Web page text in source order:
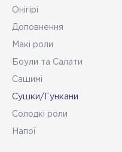
Онігірі
Доповнення
Макі роли
Боули та Салати
Сашимі
Сушки/Гункани
Солодкі роли
Напої